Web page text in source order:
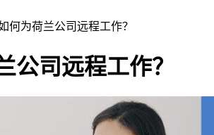
何为荷兰公司远程工作？
公司远程工作？